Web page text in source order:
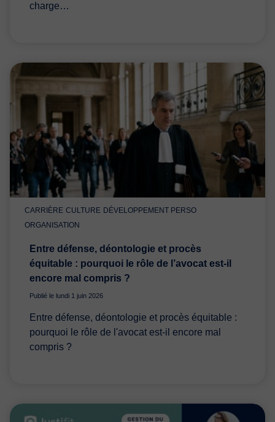
charge…
CARRIÈRE CULTURE DÉVELOPPEMENT PERSO
ORGANISATION
Entre défense, déontologie et procès
équitable : pourquoi le rôle de l’avocat est-il
encore mal compris ?
Publié le lundi 1 juin 2026
Entre défense, déontologie et procès équitable :
pourquoi le rôle de l'avocat est-il encore mal
compris ?